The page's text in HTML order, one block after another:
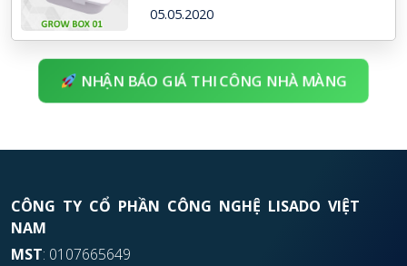
05.05.2020
NHẬN BÁO GIÁ THI CÔNG NHÀ MÀNG
CÔNG TY CỔ PHẦN CÔNG NGHỆ LISADO VIỆT
NAM
MST: 0107665649